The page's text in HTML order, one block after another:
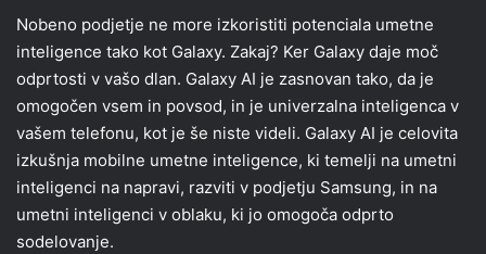
Nobeno podjetje ne more izkoristiti potenciala umetne
inteligence tako kot Galaxy. Zakaj? Ker Galaxy daje moč
odprtosti v vašo dlan. Galaxy AI je zasnovan tako, da je
omogočen vsem in povsod, in je univerzalna inteligenca v
vašem telefonu, kot je še niste videli. Galaxy AI je celovita
izkušnja mobilne umetne inteligence, ki temelji na umetni
inteligenci na napravi, razviti v podjetju Samsung, in na
umetni inteligenci v oblaku, ki jo omogoča odprto
sodelovanje.